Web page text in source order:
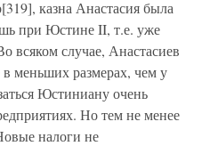
казна Анастасия была
при Юстине II, т.е. уже
всяком случае, Анастасиев
меньших размерах, чем у
Юстиниану очень
Но тем не менее
налоги не